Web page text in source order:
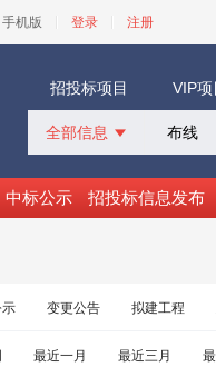
手机版 登录 注册
招投标项目 VIP
全部信息 
招标采购
中标公示
询价采购
中标公示 招投标信息发布
变更公告 拟建工程
最近一月 最近三月